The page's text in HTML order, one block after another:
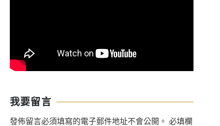
我要留言
發佈留言必須填寫的電子郵件地址不會公開。 必填欄